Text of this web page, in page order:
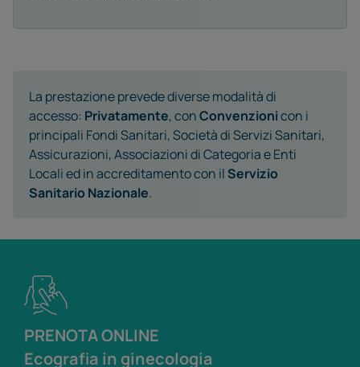
La prestazione prevede diverse modalità di
accesso: Privatamente, conConvenzionicon i
principali Fondi Sanitari, Società di Servizi Sanitari,
Assicurazioni, Associazioni di Categoria e Enti
Locali ed in accreditamento con il Servizio
Sanitario Nazionale.
PRENOTA ONLINE
Ecografia in ginecologia